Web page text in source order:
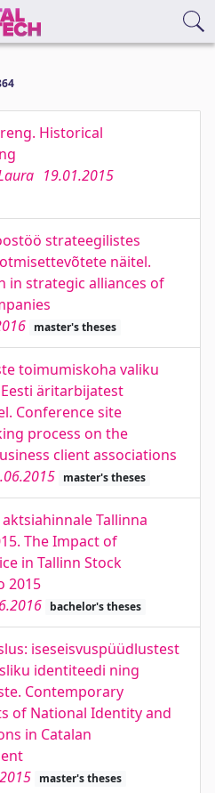
Historical
19.01.2015
strateegilistes
näitel.
in strategic alliances of
master's theses
toimumiskoha valiku
äritarbijatest
Conference site
process on the
client associations
master's theses
Tallinna
The Impact of
in Tallinn Stock
2015
bachelor's theses
iseseisvuspüüdlustest
identiteedi ning
Contemporary
of National Identity and
in Catalan
master's theses